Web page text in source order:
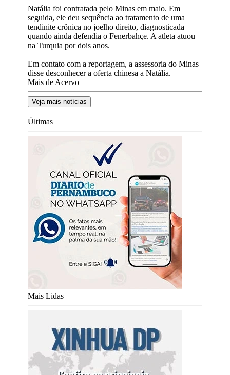
Natália foi contratada pelo Minas em maio. Em
seguida, ele deu sequência ao tratamento de uma
tendinite crônica no joelho direito, diagnosticada
quando ainda defendia o Fenerbahçe. A atleta atuou
na Turquia por dois anos.
Em contato com a reportagem, a assessoria do Minas
disse desconhecer a oferta chinesa a Natália.
Mais de Acervo
Veja mais notícias
Últimas
Mais Lidas